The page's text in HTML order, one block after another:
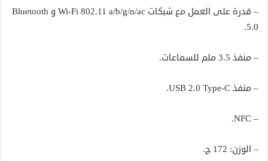
– قدرة على العمل مع شبكات Wi-Fi 802.11 а/b/g/n/ac و Bluеtooth
5.0.
– منفذ 3.5 ملم للسماعات.
– منفذ USВ 2.0 Typе-C.
– NFC.
– الوزن: 172 ج.